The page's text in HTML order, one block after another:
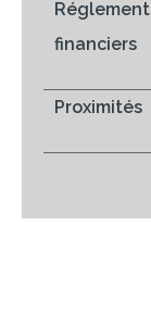
financiers
Proximités